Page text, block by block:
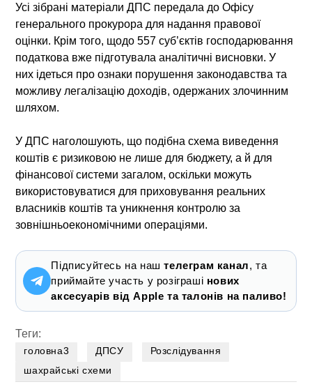
Усі зібрані матеріали ДПС передала до Офісу
генерального прокурора для надання правової
оцінки. Крім того, щодо 557 суб’єктів господарювання
податкова вже підготувала аналітичні висновки. У
них ідеться про ознаки порушення законодавства та
можливу легалізацію доходів, одержаних злочинним
шляхом.
У ДПС наголошують, що подібна схема виведення
коштів є ризиковою не лише для бюджету, а й для
фінансової системи загалом, оскільки можуть
використовуватися для приховування реальних
власників коштів та уникнення контролю за
зовнішньоекономічними операціями.
Підписуйтесь на наштелеграм канал, та
приймайте участь у розіграші нових
аксесуарів від Apple та талонів на паливо!
Теги:
головна3 ДПСУ
Розслідування
шахрайські схеми